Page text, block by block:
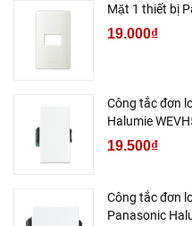
Mặt 1 thiết bị
19.000₫
Công tắc đơn
Halumie
19.500₫
Công tắc đơn
Panasonic